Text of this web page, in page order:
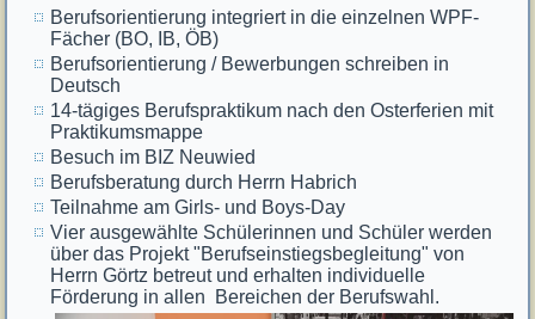
Berufsorientierung integriert in die einzelnen WPF-
Fächer (BO, IB, ÖB)
Berufsorientierung / Bewerbungen schreiben in
Deutsch
14-tägiges Berufspraktikum nach den Osterferien mit
Praktikumsmappe
Besuch im BIZ Neuwied
Berufsberatung durch Herrn Habrich
Teilnahme am Girls- und Boys-Day
Vier ausgewählte Schülerinnen und Schüler werden
über das Projekt "Berufseinstiegsbegleitung" von
Herrn Görtz betreut und erhalten individuelle
Förderung in allen Bereichen der Berufswahl.